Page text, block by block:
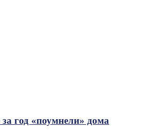
год «поумнели» дома